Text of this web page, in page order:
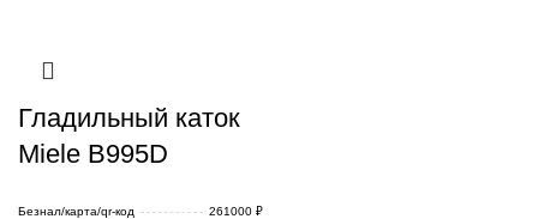
Гладильный каток
Miele B995D
Безнал/карта/qr-код
261000 ₽